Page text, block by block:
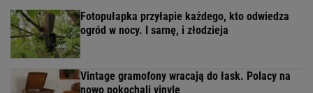
Fotopułapka przyłapie każdego, kto odwiedza
ogród w nocy. I sarnę, i złodzieja
Vintage gramofony wracają do łask. Polacy na
nowo pokochali vinyle